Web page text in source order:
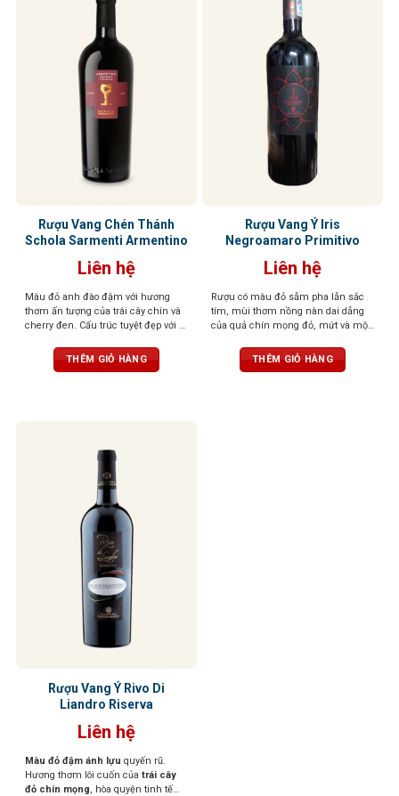
Rượu Vang Chén Thánh
Schola Sarmenti Armentino
Liên hệ
Màu đỏ anh đào đậm với hương
thơm ấn tượng của trái cây chín và
cherry đen. Cấu trúc tuyệt đẹp với vị
trưởng thành và dẻo dai
THÊM GIỎ HÀNG
Rượu Vang Ý Iris
Negroamaro Primitivo
Liên hệ
Rượu có màu đỏ sẫm pha lẫn sắc
tím, mùi thơm nồng nàn dai dẳng
của quả chín mọng đỏ, mứt và một
rượu tròn đầy, tannin mạnh mẽ,
cân bằng tuyệt vời
THÊM GIỎ HÀNG
Rượu Vang Ý Rivo Di
Liandro Riserva
Liên hệ
Màu đỏ đậm ánh lựu quyến rũ.
Hương thơm lôi cuốn của trái cây
đỏ chín mọng, hòa quyện tinh tế